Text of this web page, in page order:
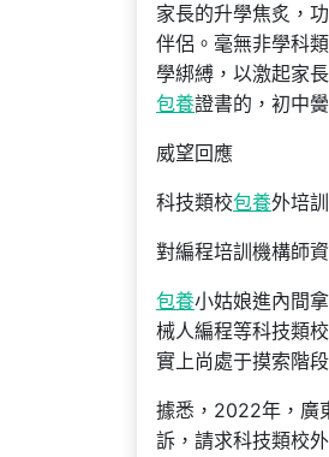
家長的升學焦炙，
伴侶。毫無非學科
學綁縛，以激起家
包養證書的，初中
威望回應
科技類校包養外培
對編程培訓機構師
包養小姑娘進內間
械人編程等科技類
實上尚處于摸索階
據悉，2022年，廣
訴，請求科技類校